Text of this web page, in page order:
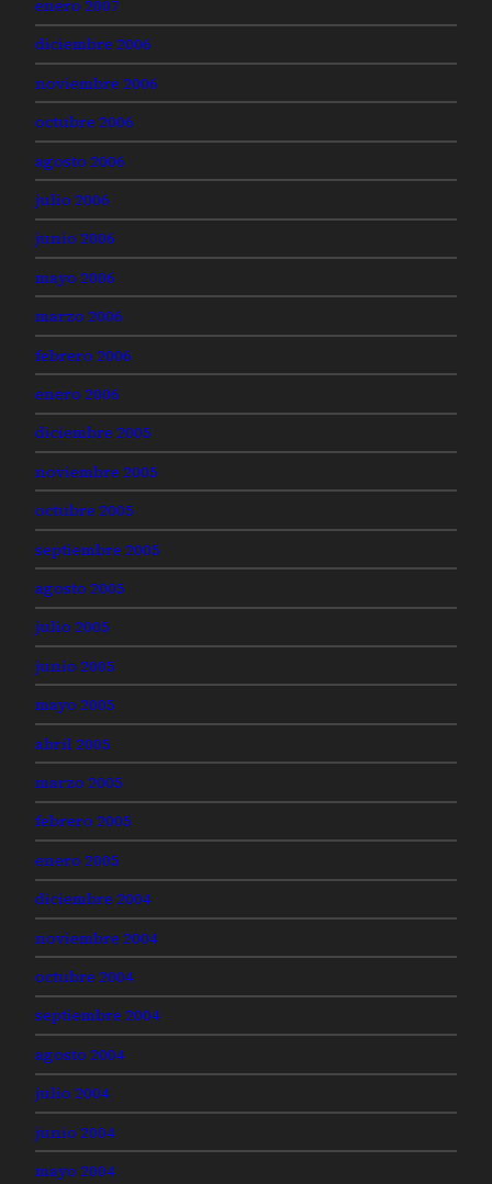
enero 2007
diciembre 2006
noviembre 2006
octubre 2006
agosto 2006
julio 2006
junio 2006
mayo 2006
marzo 2006
febrero 2006
enero 2006
diciembre 2005
noviembre 2005
octubre 2005
septiembre 2005
agosto 2005
julio 2005
junio 2005
mayo 2005
abril 2005
marzo 2005
febrero 2005
enero 2005
diciembre 2004
noviembre 2004
octubre 2004
septiembre 2004
agosto 2004
julio 2004
junio 2004
mayo 2004